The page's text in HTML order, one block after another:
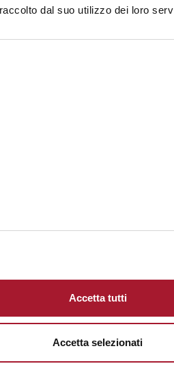
dal suo utilizzo dei loro
Accetta tutti
Accetta selezionati